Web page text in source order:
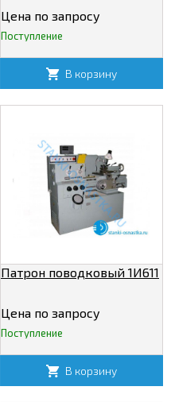
Цена по запросу
Поступление
В корзину
Патрон поводковый 1И611
Цена по запросу
Поступление
В корзину